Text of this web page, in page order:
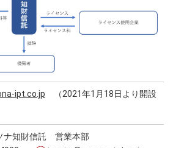
ipt.co.jp （2021年1月18日より開設
ナ知財信託 営業本部